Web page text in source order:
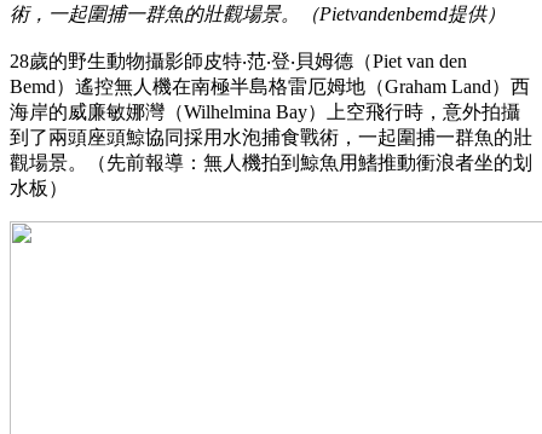
術，一起圍捕一群魚的壯觀場景。（Pietvandenbemd提供）
28歲的野生動物攝影師皮特‧范‧登‧貝姆德（Piet van den
Bemd）遙控無人機在南極半島格雷厄姆地（Graham Land）西
海岸的威廉敏娜灣（Wilhelmina Bay）上空飛行時，意外拍攝
到了兩頭座頭鯨協同採用水泡捕食戰術，一起圍捕一群魚的壯
觀場景。（先前報導：無人機拍到鯨魚用鰭推動衝浪者坐的划
水板）